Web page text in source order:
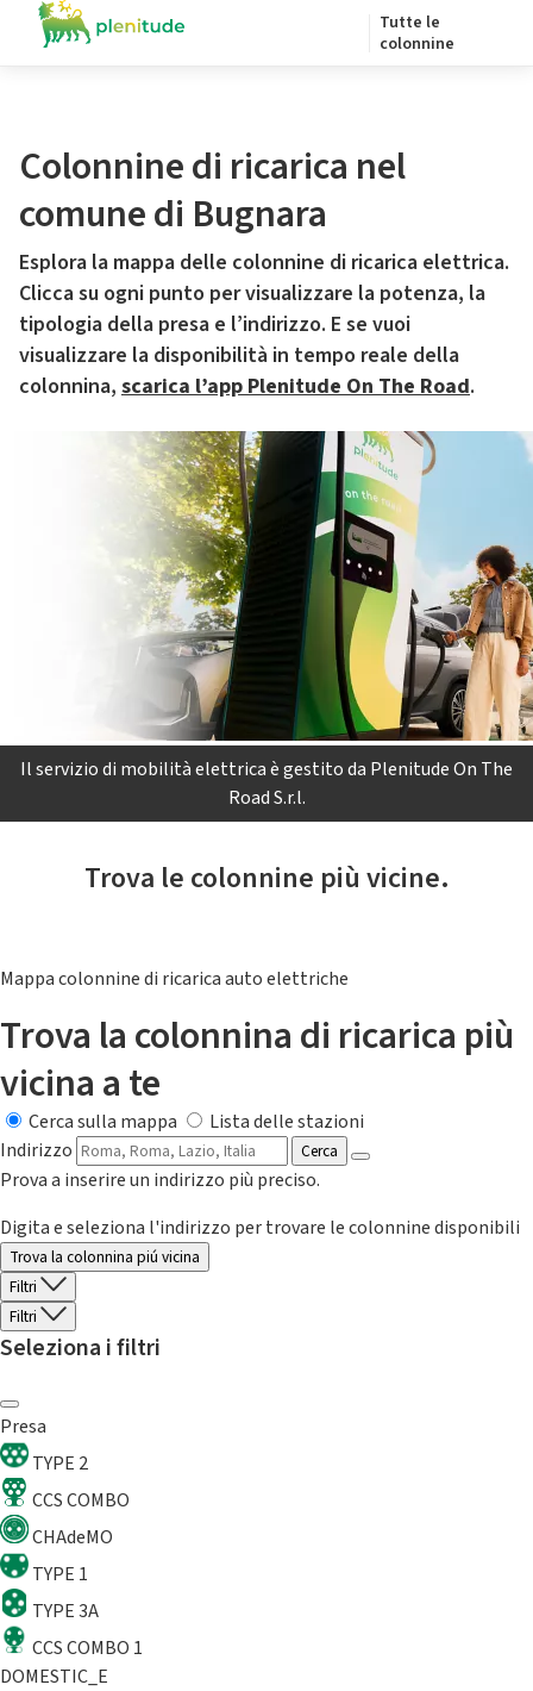
Tutte le
colonnine
Colonnine di ricarica nel
comune di Bugnara
Esplora la mappa delle colonnine di ricarica elettrica.
Clicca su ogni punto per visualizzare la potenza, la
tipologia della presa e l’indirizzo. E se vuoi
visualizzare la disponibilità in tempo reale della
colonnina, scarica l’app Plenitude On The Road.
Il servizio di mobilità elettrica è gestito da Plenitude On The
Road S.r.l.
Trova le colonnine più vicine.
Mappa colonnine di ricarica auto elettriche
Trova la colonnina di ricarica più
vicina a te
Cerca sulla mappa
Lista delle stazioni
Indirizzo
Cerca
Prova a inserire un indirizzo più preciso.
Digita e seleziona l'indirizzo per trovare le colonnine disponibili
Trova la colonnina piú vicina
Filtri
Filtri
Seleziona i filtri
Presa
TYPE 2
CCS COMBO
CHAdeMO
TYPE 1
TYPE 3A
CCS COMBO 1
DOMESTIC_E